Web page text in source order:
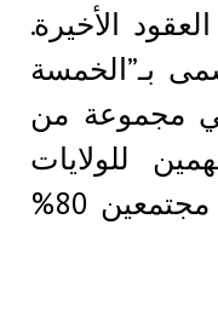
الأخيرة.
بـ”الخمسة
مجموعة من
للولايات
المتحدة، والذين يُمثلون مجتمعين 80%